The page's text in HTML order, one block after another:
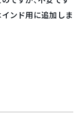
ンド用に追加しま